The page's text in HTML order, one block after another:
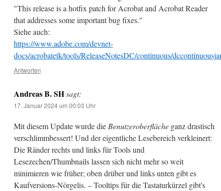
"This release is a hotfix patch for Acrobat and Acrobat Reader
that addresses some important bug fixes."
Siehe auch:
https://www.adobe.com/devnet-
docs/acrobatetk/tools/ReleaseNotesDC/continuous/
Antworten
Andreas B. SH sagt:
17. Januar 2024 um 00:03 Uhr
Mit diesem Update wurde dieBenutzeroberflächeganz drastisch
verschlimmbessert! Und der eigentliche Lesebereich verkleinert:
Die Ränder rechts und links für Tools und
Lesezechen/Thumbnails lassen sich nicht mehr so weit
minimieren wie früher; oben drüber und links unten gibt es
Kaufversions-Nörgelis. – Tooltips für die Tastaturkürzel gibt's